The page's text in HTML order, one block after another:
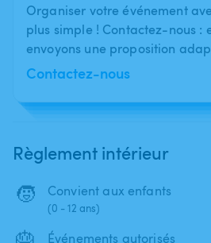
Organiser votre événement
plus simple ! Contactez-nous :
envoyons une proposition
Contactez-nous
Règlement intérieur
🧒 Convient aux enfants
(0 - 12 ans)
🎂 Événements autorisés